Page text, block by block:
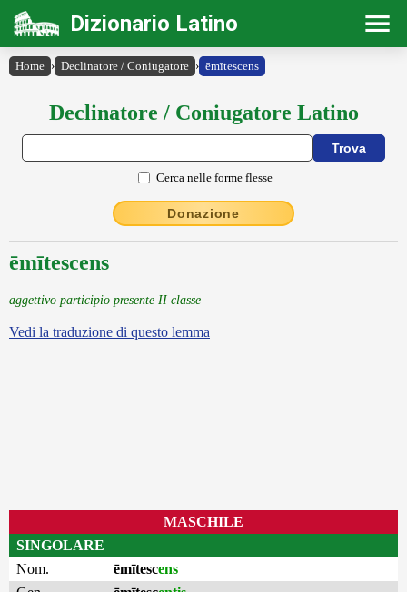
Dizionario Latino
Home › Declinatore / Coniugatore › ēmītescens
Declinatore / Coniugatore Latino
Cerca nelle forme flesse
Donazione
ēmītescens
aggettivo participio presente II classe
Vedi la traduzione di questo lemma
MASCHILE
SINGOLARE
Nom.
ēmītescens